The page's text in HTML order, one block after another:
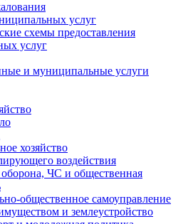
услуг
схемы предоставления
услуг
и муниципальные услуги
хозяйство
воздействия
ЧС и общественная
общественное самоуправление
и землеустройство